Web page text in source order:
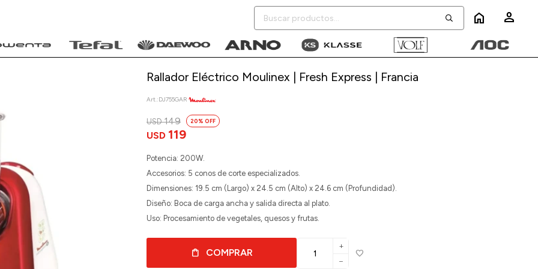
home
Rallador Eléctrico Moulinex | Fresh Express | Francia
DJ755GAR
USD 119
USD 149 20
Potencia: 200W.
Accesorios: 5 conos de corte especializados.
Dimensiones: 19.5 cm (Largo) x 24.5 cm (Alto) x 24.6 cm (Profundidad).
Diseño: Boca de carga ancha y salida directa al plato.
Uso: Procesamiento de vegetales, quesos y frutas.
COMPRAR
add
remove